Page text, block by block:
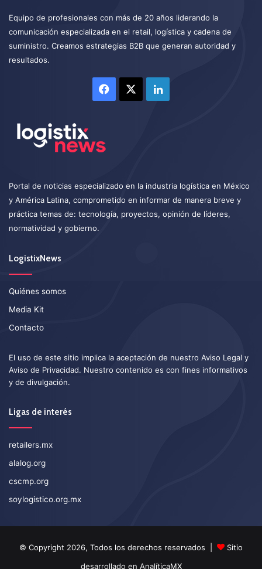
Equipo de profesionales con más de 20 años liderando la
comunicación especializada en el retail, logística y cadena de
suministro. Creamos estrategias B2B que generan autoridad y
resultados.
Facebook LinkedIn
Portal de noticias especializado en la industria logística en México
y América Latina, comprometido en informar de manera breve y
práctica temas de: tecnología, proyectos, opinión de líderes,
normatividad y gobierno.
LogistixNews
Quiénes somos
Media Kit
Contacto
El uso de este sitio implica la aceptación de nuestro Aviso Legal y
Aviso de Privacidad. Nuestro contenido es con fines informativos
y de divulgación.
Ligas de interés
retailers.mx
alalog.org
cscmp.org
soylogistico.org.mx
© Copyright 2026, Todos los derechos reservados |
Sitio
desarrollado en AnalíticaMX